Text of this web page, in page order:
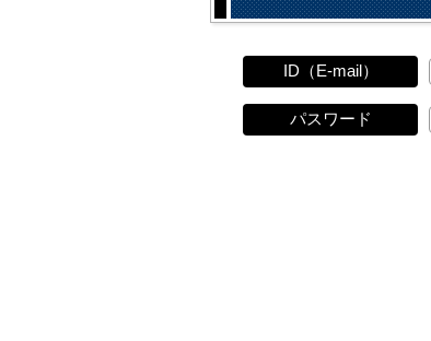
ID（E-mail）
パスワード